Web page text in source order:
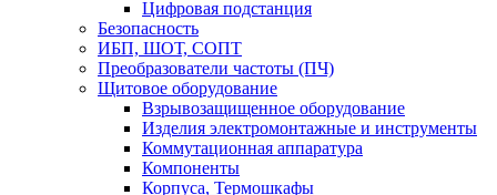
Цифровая подстанция
Безопасность
ИБП, ШОТ, СОПТ
Преобразователи частоты (ПЧ)
Щитовое оборудование
Взрывозащищенное оборудование
Изделия электромонтажные и инструменты
Коммутационная аппаратура
Компоненты
Корпуса, Термошкафы